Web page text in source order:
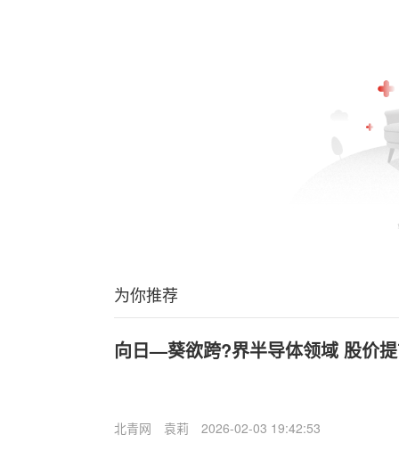
为你推荐
向日—葵欲跨?界半导体领域 股价
北青网 袁莉 2026-02-03 19:42:53